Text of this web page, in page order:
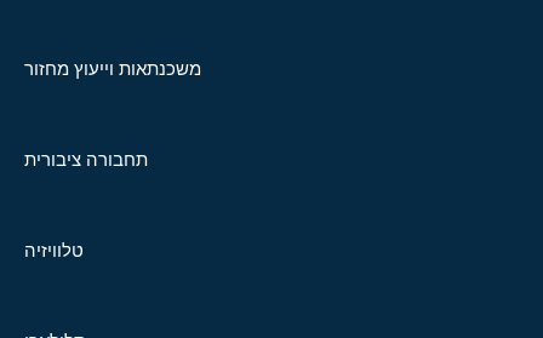
משכנתאות וייעוץ מחזור
תחבורה ציבורית
טלוויזיה